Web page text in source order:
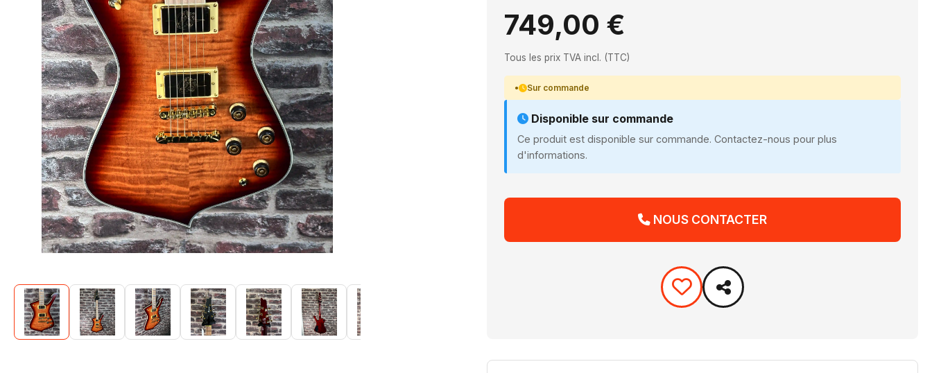
749,00 €
Tous les prix TVA incl. (TTC)
Sur commande
Disponible sur commande
Ce produit est disponible sur commande. Contactez-nous pour plus
d'informations.
NOUS CONTACTER